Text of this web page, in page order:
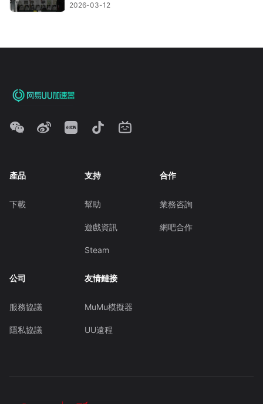
2026-03-12
產品
下載
支持
幫助
遊戲資訊
Steam
合作
業務咨詢
網吧合作
公司
服務協議
隱私協議
友情鏈接
MuMu模擬器
UU遠程